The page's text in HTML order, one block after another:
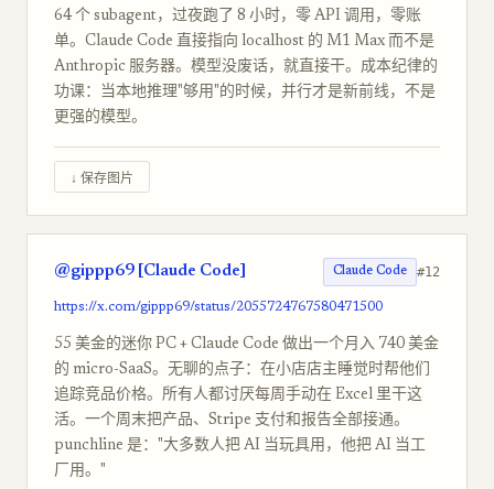
64 个 subagent，过夜跑了 8 小时，零 API 调用，零账
单。Claude Code 直接指向 localhost 的 M1 Max 而不是
Anthropic 服务器。模型没废话，就直接干。成本纪律的
功课：当本地推理"够用"的时候，并行才是新前线，不是
更强的模型。
↓ 保存图片
@gippp69 [Claude Code] Claude Code #12
https://x.com/gippp69/status/2055724767580471500
55 美金的迷你 PC + Claude Code 做出一个月入 740 美金
的 micro-SaaS。无聊的点子：在小店店主睡觉时帮他们
追踪竞品价格。所有人都讨厌每周手动在 Excel 里干这
活。一个周末把产品、Stripe 支付和报告全部接通。
punchline 是："大多数人把 AI 当玩具用，他把 AI 当工
厂用。"